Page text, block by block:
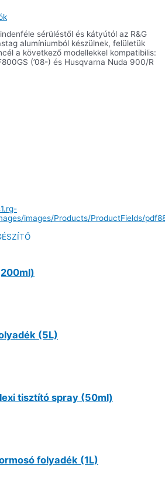
sérüléstől és kátyútól az R&G
alumíniumból készülnek, felületük
a következő modellekkel kompatibilis:
(’08-) és Husqvarna Nuda 900/R
images/Products/ProductFields/
(5L)
tisztító spray (50ml)
folyadék (1L)